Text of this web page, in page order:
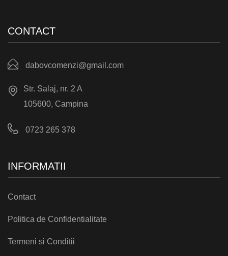
CONTACT
dabovcomenzi@gmail.com
Str. Salaj, nr. 2 A
105600, Campina
0723 265 378
INFORMATII
Contact
Politica de Confidentialitate
Termeni si Conditii